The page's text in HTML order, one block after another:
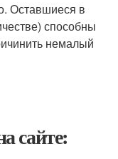
Оставшиеся в
способны
немалый
сайте: